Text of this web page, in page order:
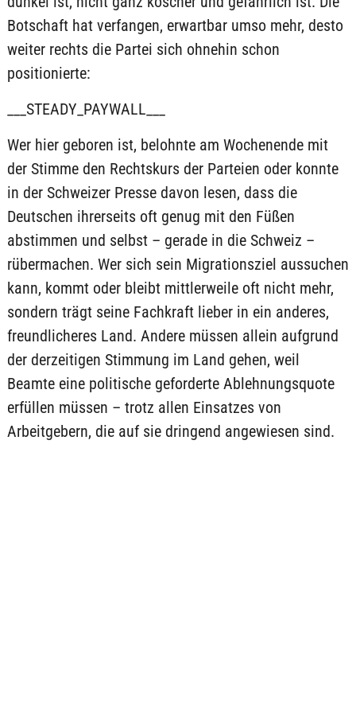
Botschaft hat verfangen, erwartbar umso mehr, desto
weiter rechts die Partei sich ohnehin schon
positionierte:
___STEADY_PAYWALL___
Wer hier geboren ist, belohnte am Wochenende mit
der Stimme den Rechtskurs der Parteien oder konnte
in der Schweizer Presse davon lesen, dass die
Deutschen ihrerseits oft genug mit den Füßen
abstimmen und selbst – gerade in die Schweiz –
rübermachen. Wer sich sein Migrationsziel aussuchen
kann, kommt oder bleibt mittlerweile oft nicht mehr,
sondern trägt seine Fachkraft lieber in ein anderes,
freundlicheres Land. Andere müssen allein aufgrund
der derzeitigen Stimmung im Land gehen, weil
Beamte eine politische geforderte Ablehnungsquote
erfüllen müssen – trotz allen Einsatzes von
Arbeitgebern, die auf sie dringend angewiesen sind.